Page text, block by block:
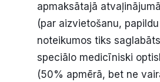
apmaksātajā
(par aizvietošanu,
noteikumos tiks
speciālo medicīniski
(50% apmērā, bet ne